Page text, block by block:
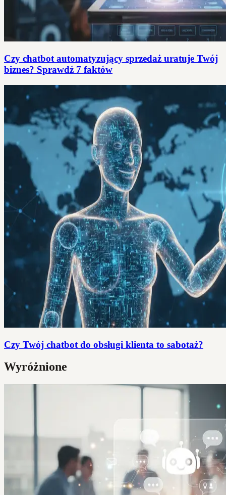
Czy chatbot automatyzujący sprzedaż uratuje Twój
biznes? Sprawdź 7 faktów
Czy Twój chatbot do obsługi klienta to sabotaż?
Wyróżnione